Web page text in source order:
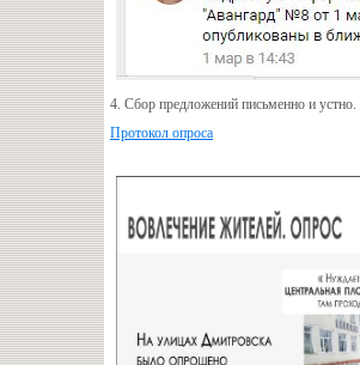
4. Сбор предложений письменно и устно.
Протокол опроса